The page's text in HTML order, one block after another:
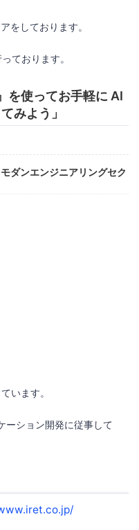
をしております。
ております。
を使ってお手軽に AI
てみよう」
ダンエンジニアリングセク
います。
ーション開発に従事して